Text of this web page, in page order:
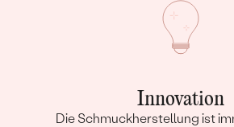
Innovation
Die Schmuckherstellung ist